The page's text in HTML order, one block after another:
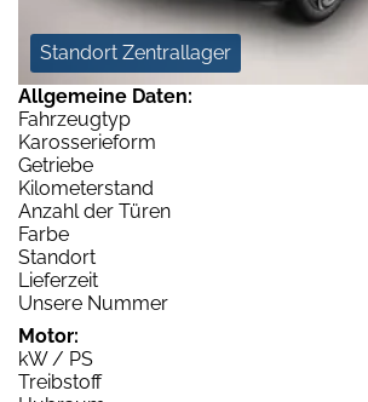
Standort Zentrallager
Allgemeine Daten:
Fahrzeugtyp
Karosserieform
Getriebe
Kilometerstand
Anzahl der Türen
Farbe
Standort
Lieferzeit
Unsere Nummer
Motor:
kW / PS
Treibstoff